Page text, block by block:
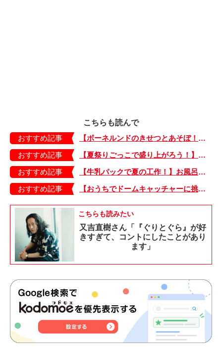
こちらも読んで
おすすめ記事
【ボーネルンドのきせつとあそぼ！】画用紙に、塗って、切って、貼って完成！ 夏を彩る元気なお花「カラフルサンフラワー」の作り方
おすすめ記事
【夏祭りごっこで盛り上がろう！】紙皿やストローでフォトプロップス風のおしゃれな「おめん」の作り方
おすすめ記事
【牛乳パックで夏の工作！】お風呂やおうちプールで水に浮かべてあそぼ！「牛乳パックのぷかぷかボート」
おすすめ記事
【おうちでドームキャッチャーに挑戦だ】アンパンマン わくわくドームキャッチャー
こちらも読みたい
又吉直樹さん「『ぐりとぐら』が好
きすぎて、コントにしたことがあり
ます」